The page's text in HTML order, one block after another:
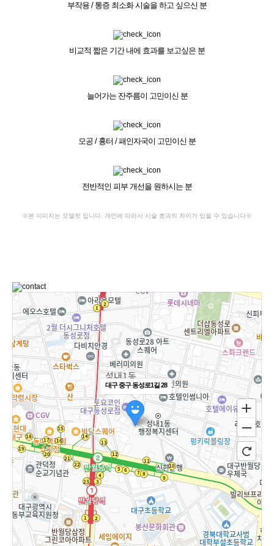
부작용 / 통증 최소화 시술을 하고 싶으신 분
비교적 짧은 기간 내에 효과를 보고싶은 분
늘어가는 잔주름이 고민이신 분
모공 / 흉터 / 패인자국이 고민이신 분
전반적인 피부 개선을 원하시는 분
※본 이미지는 모델컷 입니다. 개인에 따라서 시술 효과의 차이가 있을 수 있습니다※
대구 중구 동성로1길 28